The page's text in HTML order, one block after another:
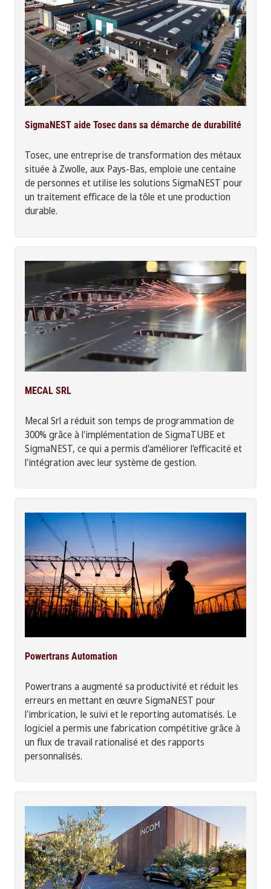
SigmaNEST aide Tosec dans sa démarche de durabilité
Tosec, une entreprise de transformation des métaux
située à Zwolle, aux Pays-Bas, emploie une centaine
de personnes et utilise les solutions SigmaNEST pour
un traitement efficace de la tôle et une production
durable.
MECAL SRL
Mecal Srl a réduit son temps de programmation de
300% grâce à l'implémentation de SigmaTUBE et
SigmaNEST, ce qui a permis d'améliorer l'efficacité et
l'intégration avec leur système de gestion.
Powertrans Automation
Powertrans a augmenté sa productivité et réduit les
erreurs en mettant en œuvre SigmaNEST pour
l'imbrication, le suivi et le reporting automatisés. Le
logiciel a permis une fabrication compétitive grâce à
un flux de travail rationalisé et des rapports
personnalisés.